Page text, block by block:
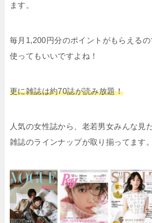
ます。
毎月1,200円分のポイントがもらえるの
使ってもいいですよね！
更に雑誌は約70誌が読み放題！
人気の女性誌から、老若男女みんな見
雑誌のラインナップが取り揃ってます。